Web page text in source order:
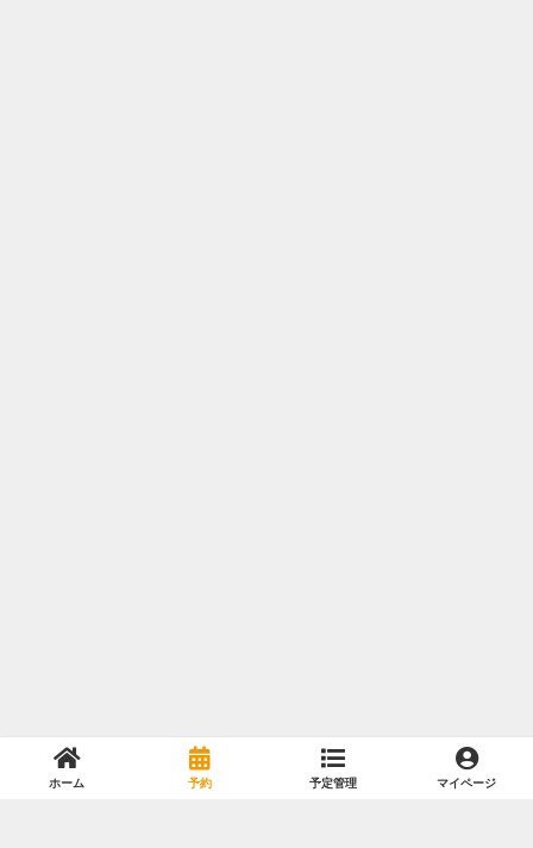
ホーム 予約 予定管理 マイページ